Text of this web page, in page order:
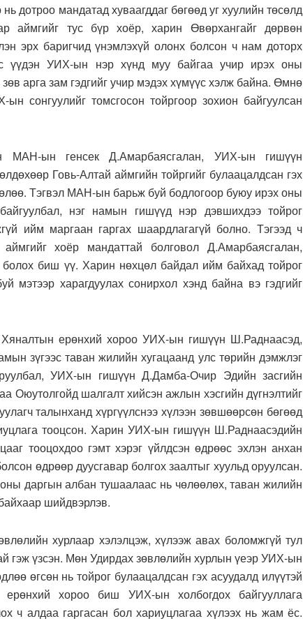
дотроо мандатад хуваагддаг бөгөөд уг хуулийн төсөлд
аймгийг тус бүр хоёр, харин Өвөрхангайг дөрвөн
эрх баригчид үнэмлэхүй олонх болсон ч нам доторх
үүдэн УИХ-ын нэр хүнд муу байгаа учир ирэх оны
арга зам гэдгийг учир мэдэх хүмүүс хэлж байна. Өмнө
сонгуулийг томсгосон тойргоор зохион байгуулсан
МАН-ын генсек Д.Амарбаясгалан, УИХ-ын гишүүн
Говь-Алтай аймгийн тойргийг булаацалдсан гэх
Тэгвэл МАН-ын барьж буй бодлогоор буюу ирэх оны
нэг намын гишүүд нэр дэвшихдээ тойрог
ийм маргаан гаргах шаардлагагүй болно. Тэгээд ч
хоёр мандаттай болговол Д.Амарбаясгалан,
биш үү. Харин нөхцөл байдал ийм байхад тойрог
мэтээр харагдуулах сонирхол хэнд байна вэ гэдгийг
ерөнхий хороо УИХ-ын гишүүн Ш.Раднаасэд,
зүгээс таван жилийн хугацаанд улс төрийн дэмжлэг
УИХ-ын гишүүн Д.Дамба-Очир Эдийн засгийн
Оюутолгойд шалгалт хийсэн ажлын хэсгийн дүгнэлтийг
талынханд хүргүүлснээ хүлээн зөвшөөрсөн бөгөөд
тооцсон. Харин УИХ-ын гишүүн Ш.Раднаасэдийн
тооцохдоо гэмт хэрэг үйлдсэн өдрөөс эхлэн анхан
өдрөөр дуусгавар болгох заалтыг хуульд оруулсан.
даргын албан тушаалаас нь чөлөөлөх, таван жилийн
шийдвэрлэв.
хурлаар хэлэлцэж, хүлээж авах боломжгүй тул
гэж үзсэн. Мөн Удирдах зөвлөлийн хурлын үеэр УИХ-ын
өгсөн нь тойрог булаацалдсан гэх асуудалд илүүтэй
хороо биш УИХ-ын холбогдох байгууллага
ч алдаа гаргасан бол хариуцлагаа хүлээх нь жам ёс.